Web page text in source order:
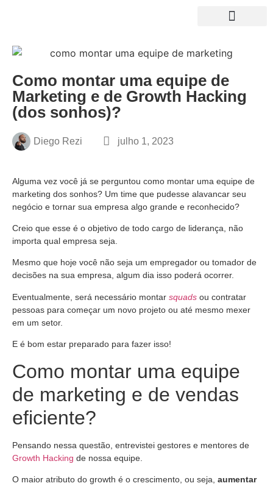
Como montar uma equipe de
Marketing e de Growth Hacking
(dos sonhos)?
Diego Rezi julho 1, 2023
Alguma vez você já se perguntou como montar uma equipe de
marketing dos sonhos? Um time que pudesse alavancar seu
negócio e tornar sua empresa algo grande e reconhecido?
Creio que esse é o objetivo de todo cargo de liderança, não
importa qual empresa seja.
Mesmo que hoje você não seja um empregador ou tomador de
decisões na sua empresa, algum dia isso poderá ocorrer.
Eventualmente, será necessário montar squads ou contratar
pessoas para começar um novo projeto ou até mesmo mexer
em um setor.
E é bom estar preparado para fazer isso!
Como montar uma equipe
de marketing e de vendas
eficiente?
Pensando nessa questão, entrevistei gestores e mentores de
Growth Hacking de nossa equipe.
O maior atributo do growth é o crescimento, ou seja, aumentar